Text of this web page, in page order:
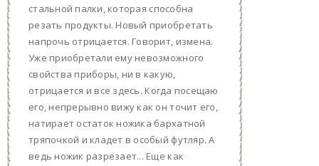
стальной палки, которая способна
резать продукты. Новый приобретать
напрочь отрицается. Говорит, измена.
Уже приобретали ему невозможного
свойства приборы, ни в какую,
отрицается и все здесь. Когда посещаю
его, непрерывно вижу как он точит его,
натирает остаток ножика бархатной
тряпочкой и кладет в особый футляр. А
ведь ножик разрезает... Еще как